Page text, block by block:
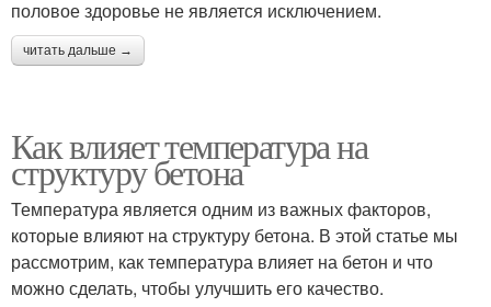
половое здоровье не является исключением.
читать дальше →
Как влияет температура на
структуру бетона
Температура является одним из важных факторов,
которые влияют на структуру бетона. В этой статье мы
рассмотрим, как температура влияет на бетон и что
можно сделать, чтобы улучшить его качество.